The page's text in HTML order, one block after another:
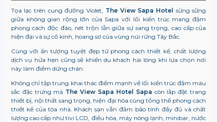
Tọa lạc trên cung đường Violet, The View Sapa Hotel sừng sững
giữa không gian rộng lớn của Sapa với lối kiến trúc mang đậm
phong cách độc đáo, nét trộn lẫn giữa sự sang trọng, cao cấp của
hiện đại và sự cổ kính, hoang sơ của vùng núi rừng Tây Bắc.
Cùng với ấn tượng tuyệt đẹp từ phong cách thiết kế, chất lượng
dịch vụ hứa hẹn cũng sẽ khiến du khách hài lòng khi lựa chọn nơi
này làm điểm dừng chân.
Không chỉ tập trung khai thác điểm mạnh về lối kiến trúc đậm màu
sắc đặc trưng mà The View Sapa Hotel Sapa còn lắp đặt trang
thiết bị, nội thất sang trọng, hiện đại hòa cùng tổng thể phong cách
thiết kế của tòa nhà. Khách sạn vẫn đảm bảo tính đầy đủ và chất
lượng cao cấp như tivi LCD, điều hòa, máy nóng lạnh, minibar, nước